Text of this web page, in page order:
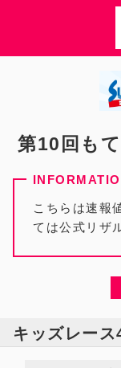
第10回も
こちらは速報
ては公式リザ
キッズレー